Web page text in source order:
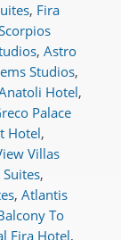
, Fira
, Astro
Studios,
Hotel,
Palace
Hotel,
Villas
,
, Atlantis
To
Fira Hotel,